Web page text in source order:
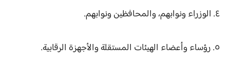
٤. الوزراء ونوابهم، والمحافظين ونوابهم.
٥. رؤساء وأعضاء الهيئات المستقلة والأجهزة الرقابية.